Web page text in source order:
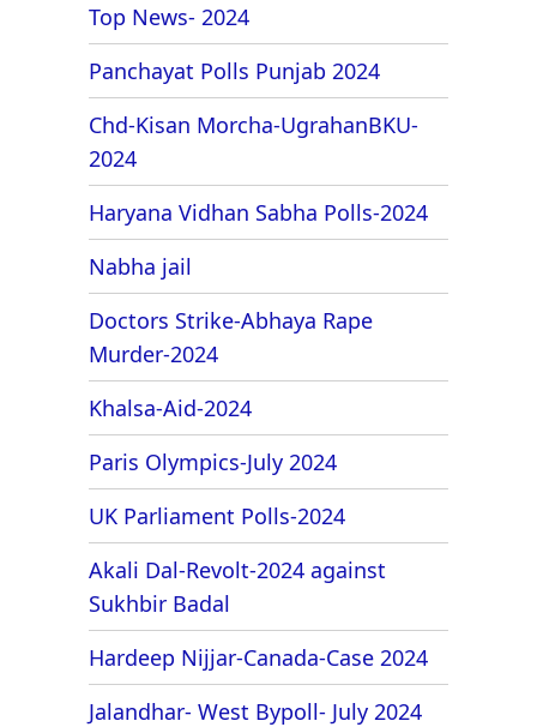
Top News- 2024
Panchayat Polls Punjab 2024
Chd-Kisan Morcha-UgrahanBKU-
2024
Haryana Vidhan Sabha Polls-2024
Nabha jail
Doctors Strike-Abhaya Rape
Murder-2024
Khalsa-Aid-2024
Paris Olympics-July 2024
UK Parliament Polls-2024
Akali Dal-Revolt-2024 against
Sukhbir Badal
Hardeep Nijjar-Canada-Case 2024
Jalandhar- West Bypoll- July 2024